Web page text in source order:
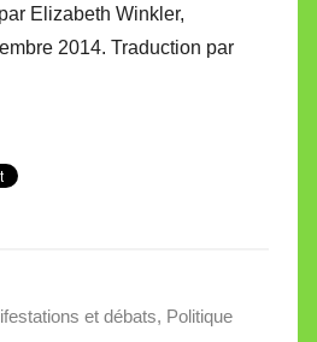
Elizabeth Winkler,
2014. Traduction par
et débats, Politique